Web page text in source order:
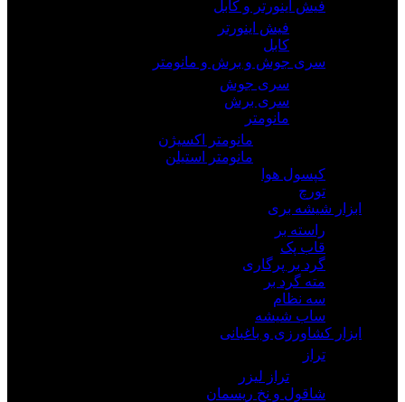
فیش اینورتر و کابل
فیش اینورتر
کابل
سری جوش و برش و مانومتر
سری جوش
سری برش
مانومتر
مانومتر اکسیژن
مانومتر استیلن
کپسول هوا
تورچ
ابزار شیشه بری
راسته بر
قاب پک
گرد بر پرگاری
مته گرد بر
سه نظام
ساب شیشه
ابزار کشاورزی و باغبانی
تراز
تراز لیزر
شاقول و نخ ریسمان